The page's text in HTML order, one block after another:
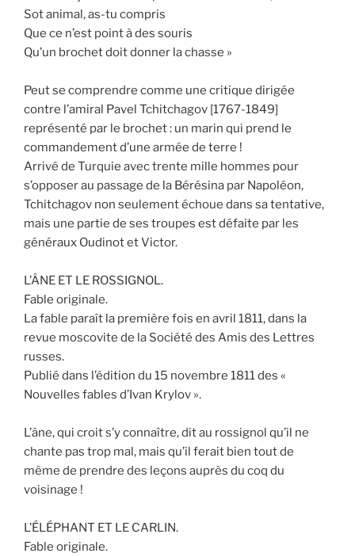
Sot animal, as-tu compris
Que ce n’est point à des souris
Qu’un brochet doit donner la chasse »
Peut se comprendre comme une critique dirigée
contre l’amiral Pavel Tchitchagov [1767-1849]
représenté par le brochet : un marin qui prend le
commandement d’une armée de terre !
Arrivé de Turquie avec trente mille hommes pour
s’opposer au passage de la Bérésina par Napoléon,
Tchitchagov non seulement échoue dans sa tentative,
mais une partie de ses troupes est défaite par les
généraux Oudinot et Victor.
L’ÂNE ET LE ROSSIGNOL.
Fable originale.
La fable paraît la première fois en avril 1811, dans la
revue moscovite de la Société des Amis des Lettres
russes.
Publié dans l’édition du 15 novembre 1811 des «
Nouvelles fables d’Ivan Krylov ».
L’âne, qui croit s’y connaître, dit au rossignol qu’il ne
chante pas trop mal, mais qu’il ferait bien tout de
même de prendre des leçons auprès du coq du
voisinage !
L’ÉLÉPHANT ET LE CARLIN.
Fable originale.